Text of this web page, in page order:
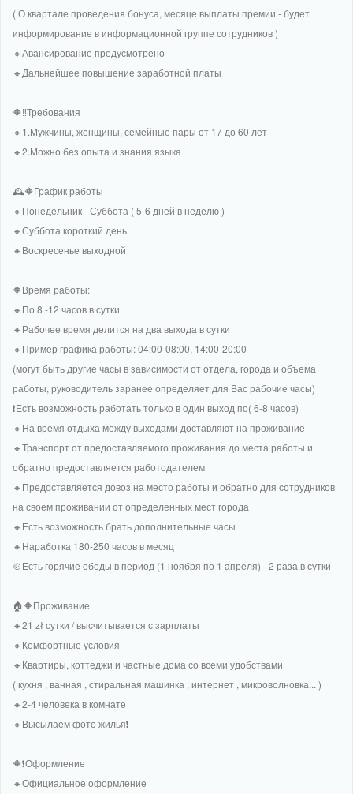
( О квартале проведения бонуса, месяце выплаты премии - будет
информирование в информационной группе сотрудников )
🔸Авансирование предусмотрено
🔸Дальнейшее повышение заработной платы
🔶‼Требования
🔸1.Мужчины, женщины, семейные пары от 17 до 60 лет
🔸2.Можно без опыта и знания языка
🕰🔶График работы
🔸Понедельник - Суббота ( 5-6 дней в неделю )
🔸Суббота короткий день
🔸Воскресенье выходной
🔶Время работы:
🔸По 8 -12 часов в сутки
🔸Рабочее время делится на два выхода в сутки
🔸Пример графика работы: 04:00-08:00, 14:00-20:00
(могут быть другие часы в зависимости от отдела, города и объема
работы, руководитель заранее определяет для Вас рабочие часы)
❗Есть возможность работать только в один выход по( 6-8 часов)
🔸На время отдыха между выходами доставляют на проживание
🔸Транспорт от предоставляемого проживания до места работы и
обратно предоставляется работодателем
🔸Предоставляется довоз на место работы и обратно для сотрудников
на своем проживании от определённых мест города
🔸Есть возможность брать дополнительные часы
🔸Наработка 180-250 часов в месяц
🍲Есть горячие обеды в период (1 ноября по 1 апреля) - 2 раза в сутки
🏠🔶Проживание
🔸21 zł сутки / высчитывается с зарплаты
🔸Комфортные условия
🔸Квартиры, коттеджи и частные дома со всеми удобствами
( кухня , ванная , стиральная машинка , интернет , микроволновка... )
🔸2-4 человека в комнате
🔸Высылаем фото жилья❗
🔶❗Оформление
🔸Официальное оформление